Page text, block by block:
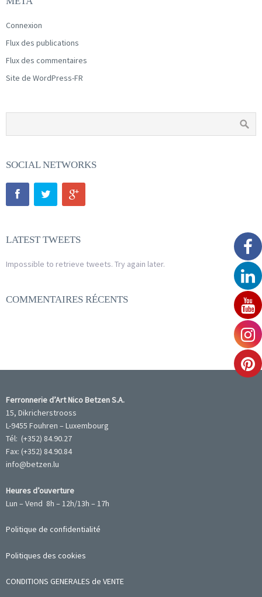
Connexion
Flux des publications
Flux des commentaires
Site de WordPress-FR
SOCIAL NETWORKS
LATEST TWEETS
Impossible to retrieve tweets. Try again later.
COMMENTAIRES RÉCENTS
Ferronnerie d’Art Nico Betzen S.A.
15, Dikricherstrooss
L-9455 Fouhren – Luxembourg
Tél: (+352) 84.90.27
Fax: (+352) 84.90.84
info@betzen.lu
Heures d’ouverture
Lun – Vend 8h – 12h/13h – 17h
Politique de confidentialité
Politiques des cookies
CONDITIONS GENERALES de VENTE